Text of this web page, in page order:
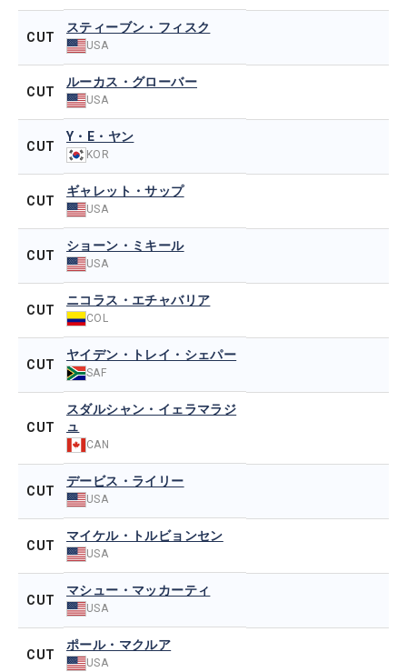
CUT
スティーブン・フィスク
USA
CUT
ルーカス・グローバー
USA
CUT
Y・E・ヤン
KOR
CUT
ギャレット・サップ
USA
CUT
ショーン・ミキール
USA
CUT
ニコラス・エチャバリア
COL
CUT
ヤイデン・トレイ・シェパー
SAF
CUT
スダルシャン・イェラマラジ
ュ
CAN
CUT
デービス・ライリー
USA
CUT
マイケル・トルビョンセン
USA
CUT
マシュー・マッカーティ
USA
CUT
ポール・マクルア
USA